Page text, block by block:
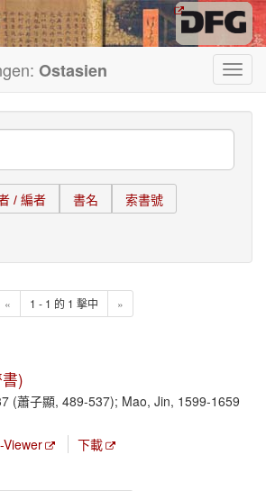
Ostasien
/ 編者 書名 索書號
« 1 - 1 的 1 擊中 »
)
(蕭子顯, 489-537); Mao, Jin, 1599-1659
Viewer 下載